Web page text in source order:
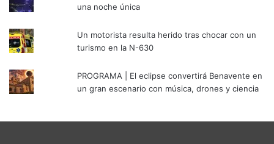
una noche única
Un motorista resulta herido tras chocar con un
turismo en la N-630
PROGRAMA | El eclipse convertirá Benavente en
un gran escenario con música, drones y ciencia